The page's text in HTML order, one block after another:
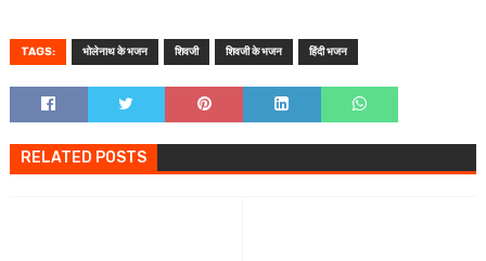
TAGS: भोलेनाथ के भजन शिवजी शिवजी के भजन हिंदी भजन
RELATED POSTS